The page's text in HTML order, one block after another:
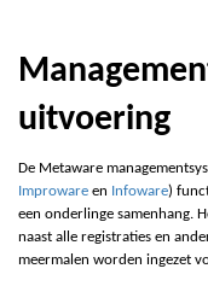
uitvoering
De Metaware
Improware en Infoware)
een onderlinge samenhang.
naast alle registraties en
meermalen worden ingezet